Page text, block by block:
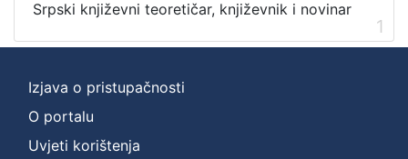
Srpski književni teoretičar, književnik i novinar
1
Izjava o pristupačnosti
O portalu
Uvjeti korištenja